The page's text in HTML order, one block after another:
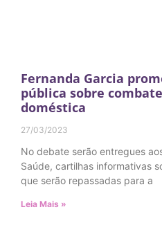
Fernanda Garcia
pública sobre
doméstica
27/03/2023
No debate serão entregues
Saúde, cartilhas informativas
que serão repassadas para a
Leia Mais »